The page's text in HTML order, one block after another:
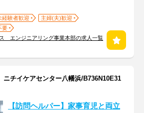
経験者歓迎
主婦(夫)歓迎
要
エンジニアリング事業本部の求人一覧
チイケアセンター八幡浜/B736N10E31
【訪問ヘルパー】家事育児と両立